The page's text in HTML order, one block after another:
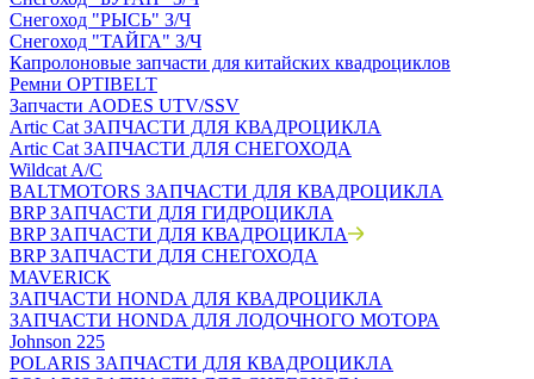
Снегоход "РЫСЬ" З/Ч
Снегоход "ТАЙГА" З/Ч
Капролоновые запчасти для китайских квадроциклов
Ремни OPTIBELT
Запчасти AODES UTV/SSV
Artic Cat ЗАПЧАСТИ ДЛЯ КВАДРОЦИКЛА
Artic Cat ЗАПЧАСТИ ДЛЯ СНЕГОХОДА
Wildcat A/C
BALTMOTORS ЗАПЧАСТИ ДЛЯ КВАДРОЦИКЛА
BRP ЗАПЧАСТИ ДЛЯ ГИДРОЦИКЛА
BRP ЗАПЧАСТИ ДЛЯ КВАДРОЦИКЛА
BRP ЗАПЧАСТИ ДЛЯ СНЕГОХОДА
MAVERICK
ЗАПЧАСТИ HONDA ДЛЯ КВАДРОЦИКЛА
ЗАПЧАСТИ HONDA ДЛЯ ЛОДОЧНОГО МОТОРА
Johnson 225
POLARIS ЗАПЧАСТИ ДЛЯ КВАДРОЦИКЛА